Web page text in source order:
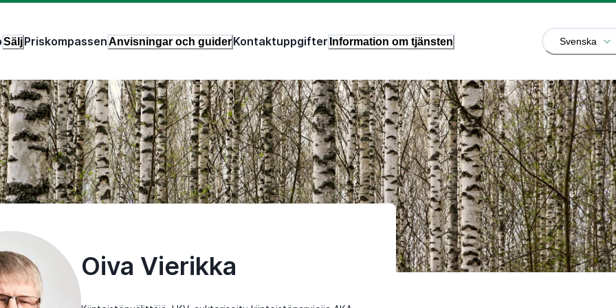
SäljPriskompassenAnvisningar och guiderKontaktuppgifter Information om tjänsten Svenska
Oiva Vierikka